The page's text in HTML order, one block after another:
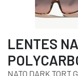
LENTES
NATO DARK TORT